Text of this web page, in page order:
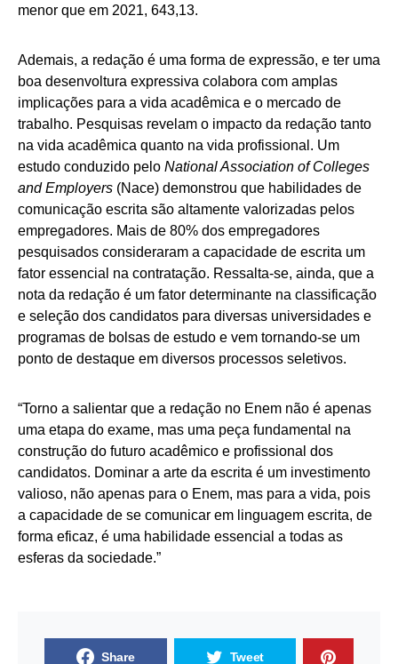
menor que em 2021, 643,13.
Ademais, a redação é uma forma de expressão, e ter uma
boa desenvoltura expressiva colabora com amplas
implicações para a vida acadêmica e o mercado de
trabalho. Pesquisas revelam o impacto da redação tanto
na vida acadêmica quanto na vida profissional. Um
estudo conduzido pelo National Association of Colleges
and Employers (Nace) demonstrou que habilidades de
comunicação escrita são altamente valorizadas pelos
empregadores. Mais de 80% dos empregadores
pesquisados consideraram a capacidade de escrita um
fator essencial na contratação. Ressalta-se, ainda, que a
nota da redação é um fator determinante na classificação
e seleção dos candidatos para diversas universidades e
programas de bolsas de estudo e vem tornando-se um
ponto de destaque em diversos processos seletivos.
“Torno a salientar que a redação no Enem não é apenas
uma etapa do exame, mas uma peça fundamental na
construção do futuro acadêmico e profissional dos
candidatos. Dominar a arte da escrita é um investimento
valioso, não apenas para o Enem, mas para a vida, pois
a capacidade de se comunicar em linguagem escrita, de
forma eficaz, é uma habilidade essencial a todas as
esferas da sociedade.”
Share Tweet